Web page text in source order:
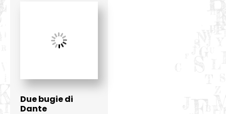
Due bugie di
Dante